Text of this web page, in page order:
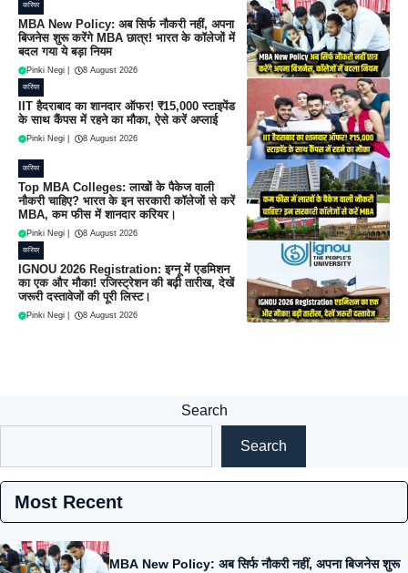
करियर
MBA New Policy: अब सिर्फ नौकरी नहीं, अपना
बिजनेस शुरू करेंगे MBA छात्र! भारत के कॉलेजों में
बदल गया ये बड़ा नियम
Pinki Negi 8 August 2026
करियर
IIT हैदराबाद का शानदार ऑफर! ₹15,000 स्टाइपेंड
के साथ कैंपस में रहने का मौका, ऐसे करें अप्लाई
Pinki Negi 8 August 2026
करियर
Top MBA Colleges: लाखों के पैकेज वाली
नौकरी चाहिए? भारत के इन सरकारी कॉलेजों से करें
MBA, कम फीस में शानदार करियर।
Pinki Negi 8 August 2026
करियर
IGNOU 2026 Registration: इग्नू में एडमिशन
का एक और मौका! रजिस्ट्रेशन की बढ़ी तारीख, देखें
जरूरी दस्तावेजों की पूरी लिस्ट।
Pinki Negi 8 August 2026
Search
Search
Most Recent
MBA New Policy: अब सिर्फ नौकरी नहीं, अपना बिजनेस शुरू